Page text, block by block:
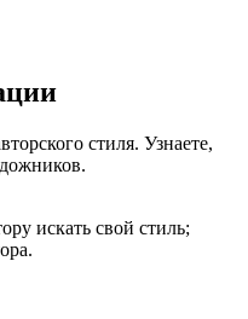
стиля. Узнаете,
искать свой стиль;